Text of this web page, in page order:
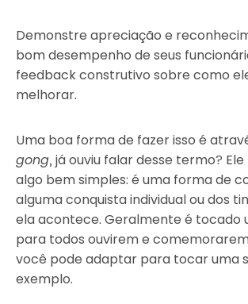
Demonstre apreciação e
bom desempenho de seus
feedback construtivo sobre como
melhorar.
Uma boa forma de fazer isso é
gong, já ouviu falar desse termo?
algo bem simples: é uma forma de
alguma conquista individual ou dos
ela acontece. Geralmente é tocado
para todos ouvirem e
você pode adaptar para tocar uma
exemplo.